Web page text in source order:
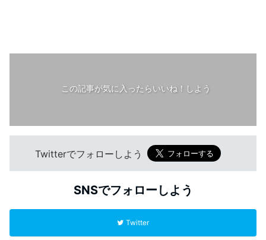
この記事が気に入ったらいいね！しよう
Twitterでフォローしよう
SNSでフォローしよう
Twitter